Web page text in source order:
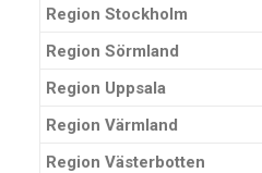
Region Stockholm
Region Sörmland
Region Uppsala
Region Värmland
Region Västerbotten